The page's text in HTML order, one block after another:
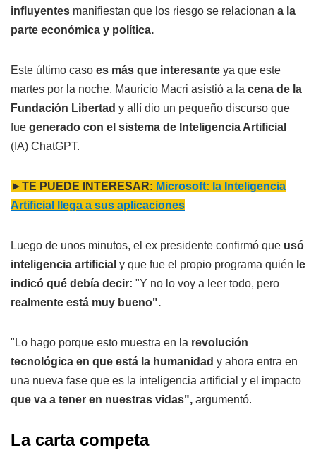
influyentes manifiestan que los riesgo se relacionan a la
parte económica y política.
Este último caso es más que interesante ya que este
martes por la noche, Mauricio Macri asistió a la cena de la
Fundación Libertad y allí dio un pequeño discurso que
fue generado con el sistema de Inteligencia Artificial
(IA) ChatGPT.
►TE PUEDE INTERESAR: Microsoft: la Inteligencia
Artificial llega a sus aplicaciones
Luego de unos minutos, el ex presidente confirmó que usó
inteligencia artificial y que fue el propio programa quién le
indicó qué debía decir: "Y no lo voy a leer todo, pero
realmente está muy bueno".
"Lo hago porque esto muestra en la revolución
tecnológica en que está la humanidad y ahora entra en
una nueva fase que es la inteligencia artificial y el impacto
que va a tener en nuestras vidas", argumentó.
La carta competa